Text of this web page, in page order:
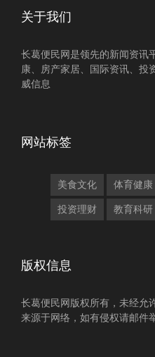
关于我们
长葛便民网是领先的新闻资讯
康、房产家居、国际资讯、投
威信息
网站标签
美食文化 体育健康
投资理财 教育科研
版权信息
长葛便民网版权所有，未经允
来源于网络，如有侵权请邮件